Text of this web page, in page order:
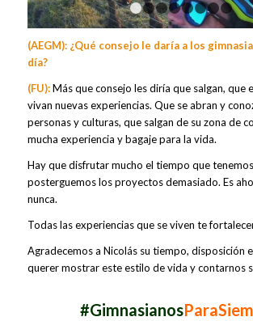
1 2 3
(AEGM): ¿Qué consejo le daría a los
día?
(FU):Más que consejo les diría que salgan, que
vivan nuevas experiencias. Que se abran y
personas y culturas, que salgan de su zona de
mucha experiencia y bagaje para la vida.
Hay que disfrutar mucho el tiempo que
posterguemos los proyectos demasiado. Es
nunca.
Todas las experiencias que se viven te
Agradecemos a Nicolás su tiempo, disposición
querer mostrar este estilo de vida y contarnos
#Gimnasianos